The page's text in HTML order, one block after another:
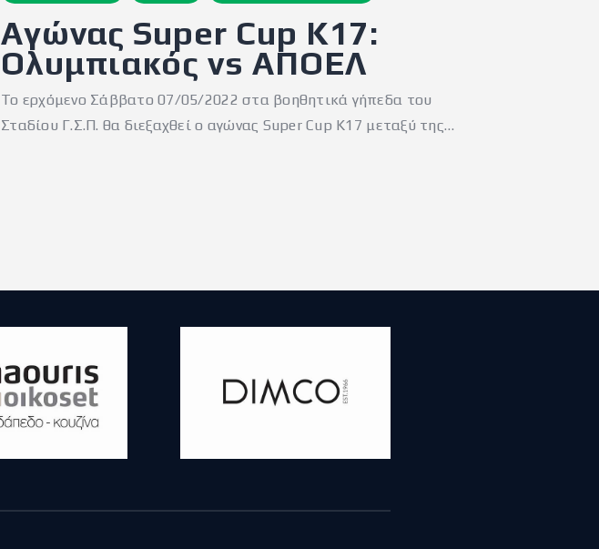
Αγώνας Super Cup Κ17:
Ολυμπιακός vs ΑΠΟΕΛ
Το ερχόμενο Σάββατο 07/05/2022 στα βοηθητικά γήπεδα του
Σταδίου Γ.Σ.Π. θα διεξαχθεί ο αγώνας Super Cup Κ17 μεταξύ της…